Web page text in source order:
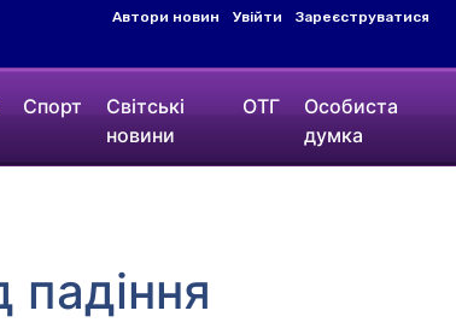
Автори новин Увійти Зареєструватися
Спорт
Світські
новини
ОТГ
Особиста
думка